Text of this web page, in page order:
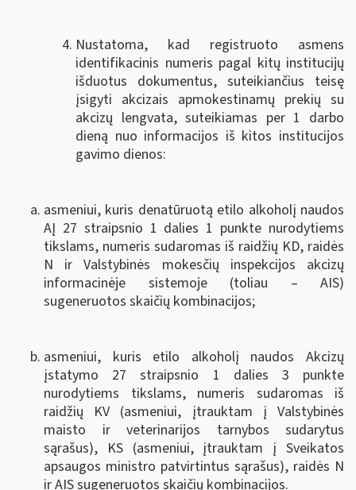
Nustatoma, kad registruoto asmens
identifikacinis numeris pagal kitų institucijų
išduotus dokumentus, suteikiančius teisę
įsigyti akcizais apmokestinamų prekių su
akcizų lengvata, suteikiamas per 1 darbo
dieną nuo informacijos iš kitos institucijos
gavimo dienos:
asmeniui, kuris denatūruotą etilo alkoholį naudos
AĮ 27 straipsnio 1 dalies 1 punkte nurodytiems
tikslams, numeris sudaromas iš raidžių KD, raidės
N ir Valstybinės mokesčių inspekcijos akcizų
informacinėje sistemoje (toliau ‒ AIS)
sugeneruotos skaičių kombinacijos;
asmeniui, kuris etilo alkoholį naudos Akcizų
įstatymo 27 straipsnio 1 dalies 3 punkte
nurodytiems tikslams, numeris sudaromas iš
raidžių KV (asmeniui, įtrauktam į Valstybinės
maisto ir veterinarijos tarnybos sudarytus
sąrašus), KS (asmeniui, įtrauktam į Sveikatos
apsaugos ministro patvirtintus sąrašus), raidės N
ir AIS sugeneruotos skaičių kombinacijos.